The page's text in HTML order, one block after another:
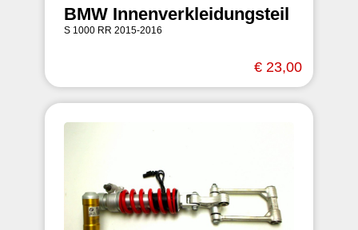
BMW Innenverkleidungsteil
S 1000 RR 2015-2016
€ 23,00